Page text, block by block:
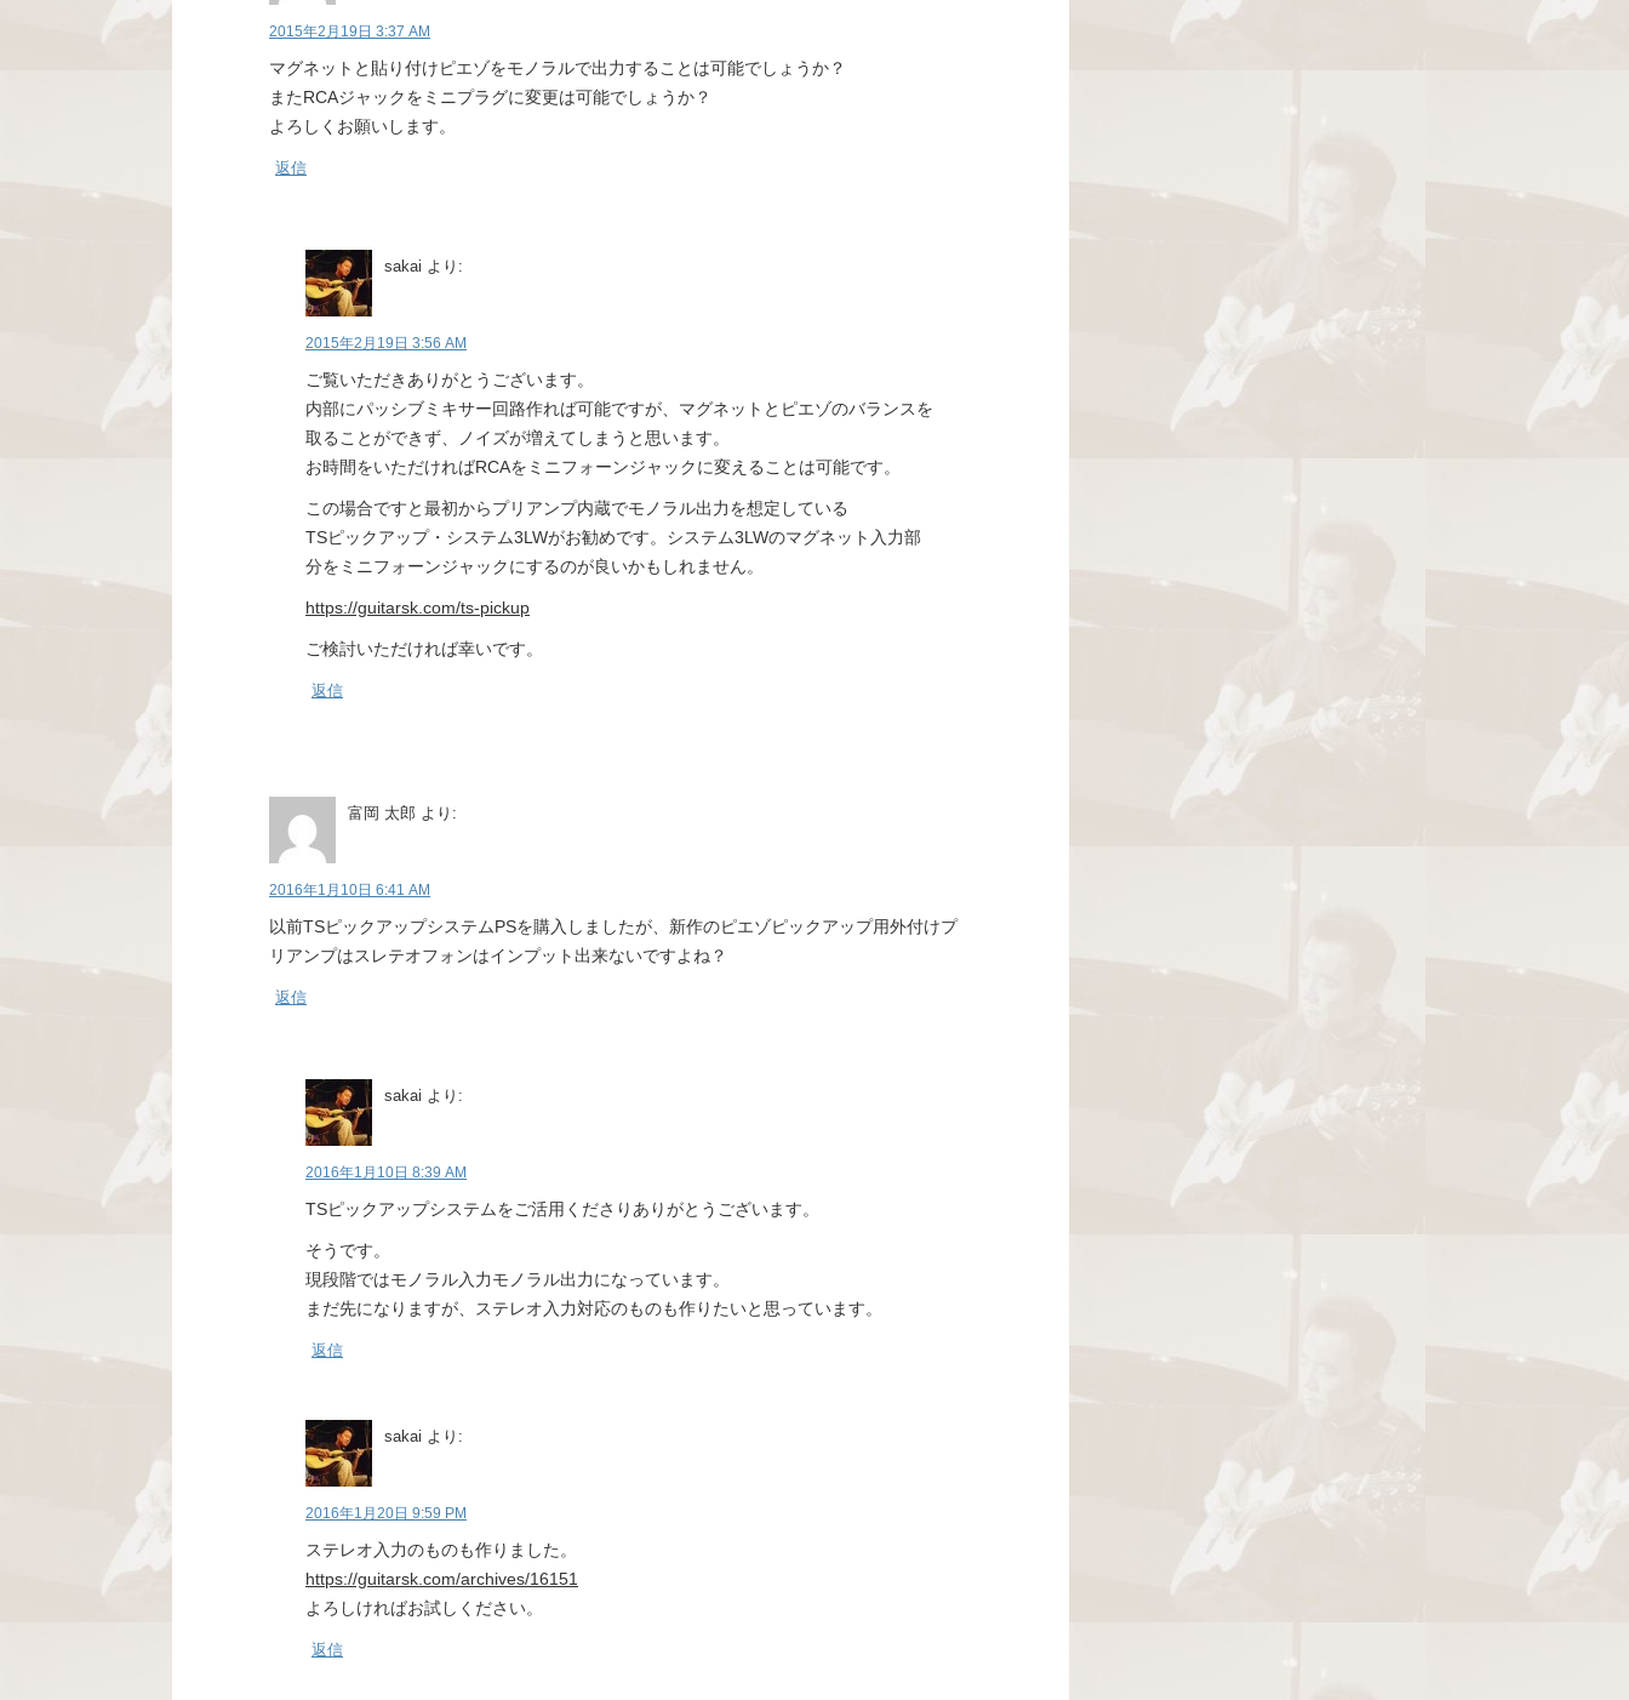
2015年2月19日 3:37 AM
マグネットと貼り付けピエゾをモノラルで出力することは可能でしょうか？
またRCAジャックをミニプラグに変更は可能でしょうか？
よろしくお願いします。
返信
sakai より:
2015年2月19日 3:56 AM
ご覧いただきありがとうございます。
内部にパッシブミキサー回路作れば可能ですが、マグネットとピエゾのバランスを
取ることができず、ノイズが増えてしまうと思います。
お時間をいただければRCAをミニフォーンジャックに変えることは可能です。
この場合ですと最初からプリアンプ内蔵でモノラル出力を想定している
TSピックアップ・システム3LWがお勧めです。システム3LWのマグネット入力部
分をミニフォーンジャックにするのが良いかもしれません。
https://guitarsk.com/ts-pickup
ご検討いただければ幸いです。
返信
富岡 太郎 より:
2016年1月10日 6:41 AM
以前TSピックアップシステムPSを購入しましたが、新作のピエゾピックアップ用外付けプ
リアンプはスレテオフォンはインプット出来ないですよね？
返信
sakai より:
2016年1月10日 8:39 AM
TSピックアップシステムをご活用くださりありがとうございます。
そうです。
現段階ではモノラル入力モノラル出力になっています。
まだ先になりますが、ステレオ入力対応のものも作りたいと思っています。
返信
sakai より:
2016年1月20日 9:59 PM
ステレオ入力のものも作りました。
https://guitarsk.com/archives/16151
よろしければお試しください。
返信